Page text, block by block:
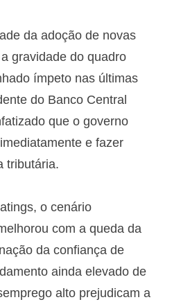
da adoção de novas
gravidade do quadro
ímpeto nas últimas
do Banco Central
que o governo
e fazer
tributária.
o cenário
com a queda da
da confiança de
ainda elevado de
alto prejudicam a